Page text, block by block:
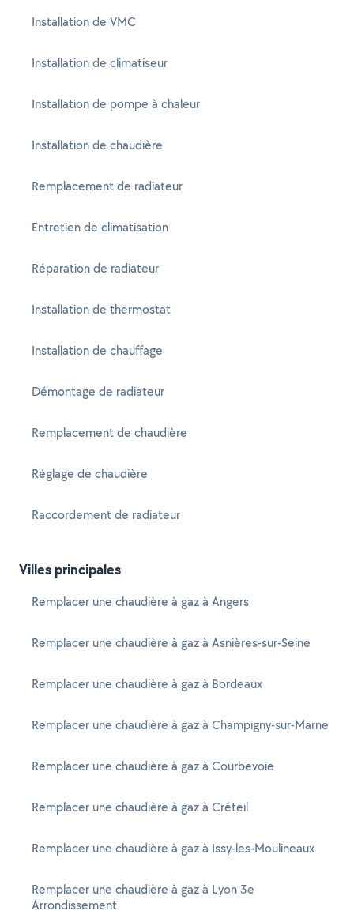
Installation de VMC
Installation de climatiseur
Installation de pompe à chaleur
Installation de chaudière
Remplacement de radiateur
Entretien de climatisation
Réparation de radiateur
Installation de thermostat
Installation de chauffage
Démontage de radiateur
Remplacement de chaudière
Réglage de chaudière
Raccordement de radiateur
Villes principales
Remplacer une chaudière à gaz à Angers
Remplacer une chaudière à gaz à Asnières-sur-Seine
Remplacer une chaudière à gaz à Bordeaux
Remplacer une chaudière à gaz à Champigny-sur-Marne
Remplacer une chaudière à gaz à Courbevoie
Remplacer une chaudière à gaz à Créteil
Remplacer une chaudière à gaz à Issy-les-Moulineaux
Remplacer une chaudière à gaz à Lyon 3e
Arrondissement